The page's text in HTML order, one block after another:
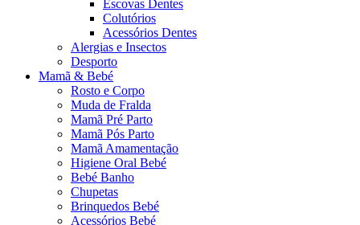
Escovas Dentes
Colutórios
Acessórios Dentes
Alergias e Insectos
Desporto
Mamã & Bebé
Rosto e Corpo
Muda de Fralda
Mamã Pré Parto
Mamã Pós Parto
Mamã Amamentação
Higiene Oral Bebé
Bebé Banho
Chupetas
Brinquedos Bebé
Acessórios Bebé